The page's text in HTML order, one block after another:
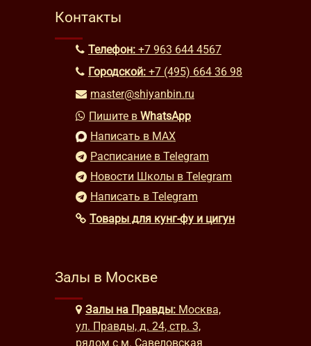
Контакты
Телефон: +7 963 644 4567
Городской: +7 (495) 664 36 98
master@shiyanbin.ru
Пишите в WhatsApp
Написать в MAX
Расписание в Telegram
Новости Школы в Telegram
Написать в Telegram
Товары для кунг-фу и цигун
Залы в Москве
Залы на Правды: Москва,
ул. Правды, д. 24, стр. 3,
рядом с м. Савеловская